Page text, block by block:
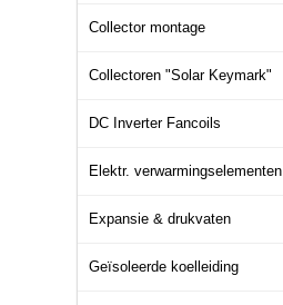
Collector montage
Collectoren "Solar Keymark"
DC Inverter Fancoils
Elektr. verwarmingselementen
Expansie & drukvaten
Geïsoleerde koelleiding